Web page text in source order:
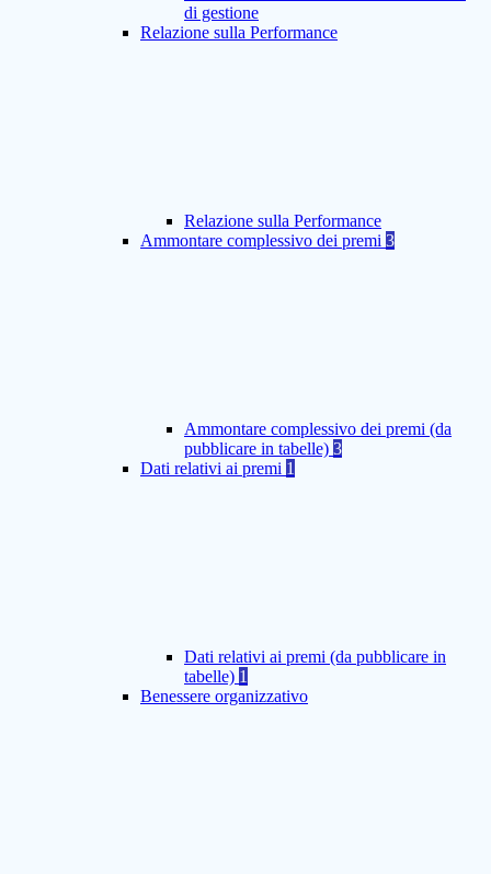
di gestione
Relazione sulla Performance
Relazione sulla Performance
Ammontare complessivo dei premi 3
Ammontare complessivo dei premi (da
pubblicare in tabelle) 3
Dati relativi ai premi 1
Dati relativi ai premi (da pubblicare in
tabelle) 1
Benessere organizzativo